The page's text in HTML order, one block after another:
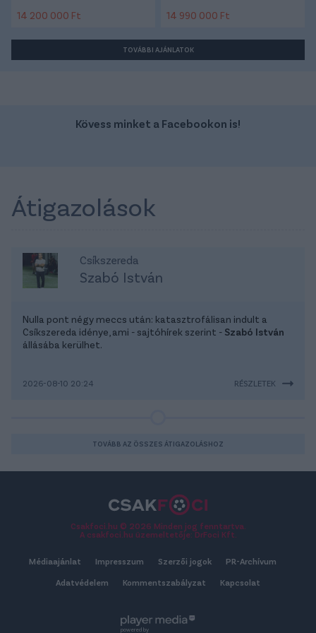
14 200 000 Ft 14 990 000 Ft
TOVÁBBI AJÁNLATOK
Kövess minket a Facebookon is!
Átigazolások
Csíkszereda
Szabó István
Nulla pont négy meccs után: katasztrofálisan indult a
Csíkszereda idénye, ami - sajtóhírek szerint - Szabó István
állásába kerülhet.
2026-08-10 20:24 RÉSZLETEK
TOVÁBB AZ ÖSSZES ÁTIGAZOLÁSHOZ
Csakfoci.hu © 2026 Minden jog fenntartva.
A csakfoci.hu üzemeltetője: DrFoci Kft.
Médiaajánlat Impresszum Szerzői jogok PR-Archívum
Adatvédelem Kommentszabályzat Kapcsolat
powered by